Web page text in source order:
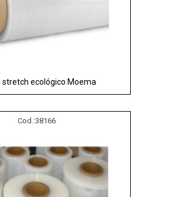
stretch ecológico Moema
Cod.:38166